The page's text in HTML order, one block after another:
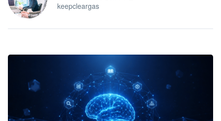
keepcleargas